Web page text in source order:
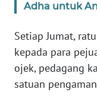
Adha untuk
Setiap Jumat,
kepada para
ojek, pedagang
satuan
KEPRI
WN
PAPUA